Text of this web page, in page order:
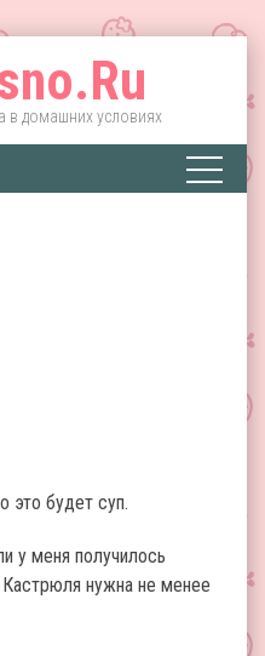
в домашних условиях
это будет суп.
у меня получилось
нужна не менее